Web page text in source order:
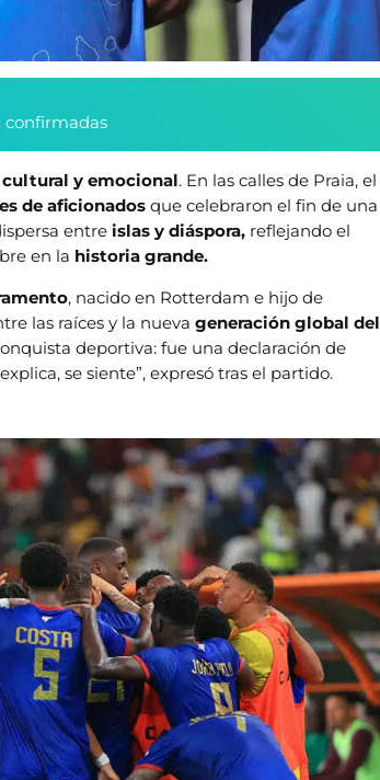
confirmadas
y emocional. En las calles de Praia, el
de aficionadosque celebraron el fin de una
entreislas y diáspora, reflejando el
en la historia grande.
, nacido en Rotterdam e hijo de
las raíces y la nueva generación global del
deportiva: fue una declaración de
se siente”, expresó tras el partido.